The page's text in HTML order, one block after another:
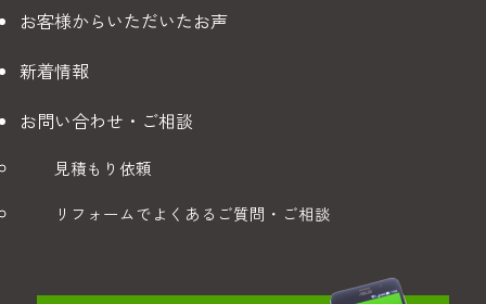
お客様からいただいたお声
新着情報
お問い合わせ・ご相談
見積もり依頼
リフォームでよくあるご質問・ご相談